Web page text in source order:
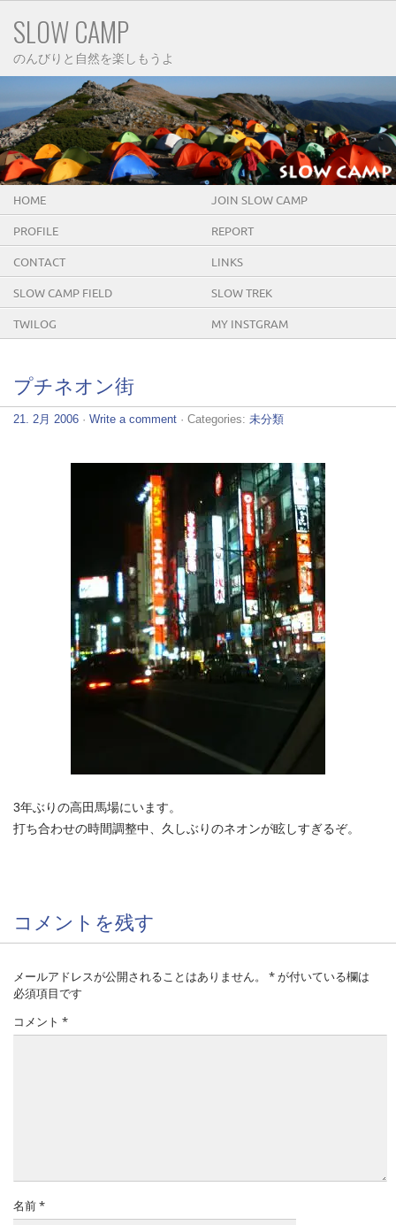
SLOW CAMP
のんびりと自然を楽しもうよ
HOME JOIN SLOW CAMP
PROFILE REPORT
CONTACT LINKS
SLOW CAMP FIELD SLOW TREK
TWILOG MY INSTGRAM
プチネオン街
21. 2月 2006 · Write a comment · Categories: 未分類
3年ぶりの高田馬場にいます。
打ち合わせの時間調整中、久しぶりのネオンが眩しすぎるぞ。
コメントを残す
メールアドレスが公開されることはありません。 *が付いている欄は
必須項目です
コメント *
名前*